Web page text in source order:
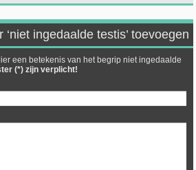
‘niet ingedaalde testis’ toevoegen
een betekenis van het begrip niet ingedaalde
(*) zijn verplicht!